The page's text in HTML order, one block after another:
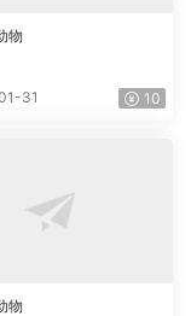
物
31 10
物